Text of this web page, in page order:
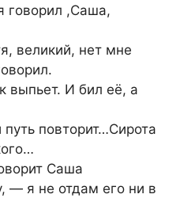
говорил ,Саша,
великий, нет мне
выпьет. И бил её, а
повторит…Сирота
Саша
— я не отдам его ни в